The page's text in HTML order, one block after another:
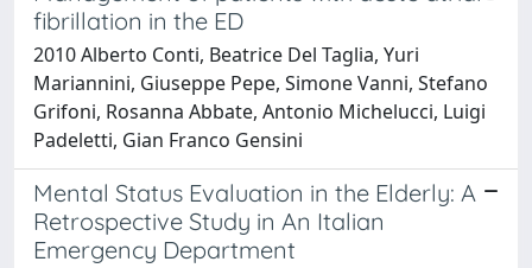
fibrillation in the ED
2010 Alberto Conti, Beatrice Del Taglia, Yuri
Mariannini, Giuseppe Pepe, Simone Vanni, Stefano
Grifoni, Rosanna Abbate, Antonio Michelucci, Luigi
Padeletti, Gian Franco Gensini
Mental Status Evaluation in the Elderly: A
Retrospective Study in An Italian
Emergency Department